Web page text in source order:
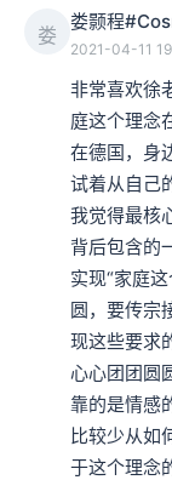
娄
娄颢程
2021-04-11
非常喜欢徐
庭这个理念
在德国，身
试着从自己
我觉得最核
背后包含的
实现“家庭
圆，要传宗
现这些要求
心心团团圆
靠的是情感
比较少从如
于这个理念